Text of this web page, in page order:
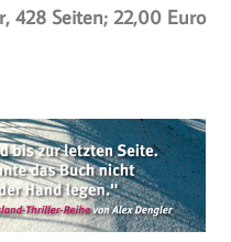
428 Seiten; 22,00 Euro